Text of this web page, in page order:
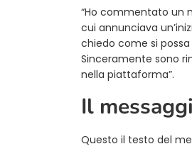
“Ho commentato un
cui annunciava
chiedo come si
Sinceramente sono
nella piattaforma”.
Il
Questo il testo del